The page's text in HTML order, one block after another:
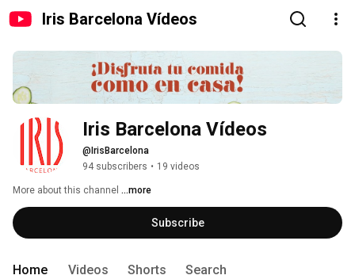
Iris Barcelona Vídeos
Iris Barcelona Vídeos
@IrisBarcelona
94 subscribers • 19 videos
More about this channel ...more
Subscribe
Home Videos Shorts Search